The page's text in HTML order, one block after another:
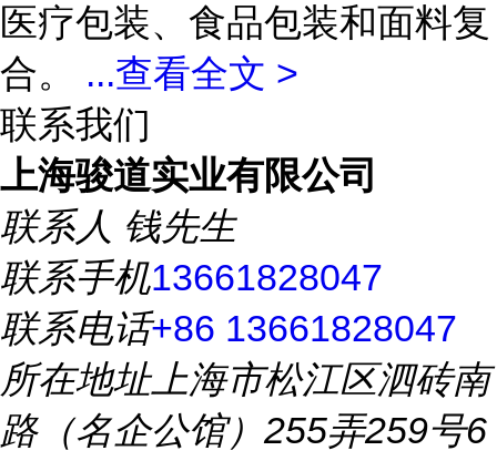
医疗包装、食品包装和面料复
合。 ...查看全文 >
联系我们
上海骏道实业有限公司
联系人 钱先生
联系手机13661828047
联系电话+86 13661828047
所在地址上海市松江区泗砖南
路（名企公馆）255弄259号6